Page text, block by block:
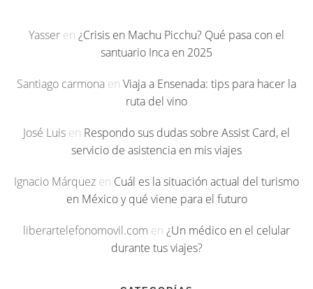
Yasser en ¿Crisis en Machu Picchu? Qué pasa con el
santuario Inca en 2025
Santiago carmona en Viaja a Ensenada: tips para hacer la
ruta del vino
José Luis en Respondo sus dudas sobre Assist Card, el
servicio de asistencia en mis viajes
Ignacio Márquez en Cuál es la situación actual del turismo
en México y qué viene para el futuro
liberartelefonomovil.com en ¿Un médico en el celular
durante tus viajes?